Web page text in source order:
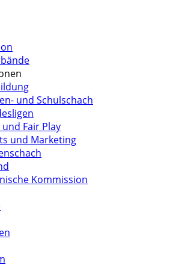
und Schulschach
und Fair Play
und Marketing
Kommission